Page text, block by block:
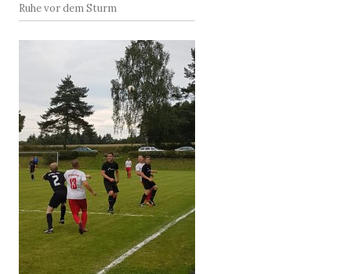
Ruhe vor dem Sturm